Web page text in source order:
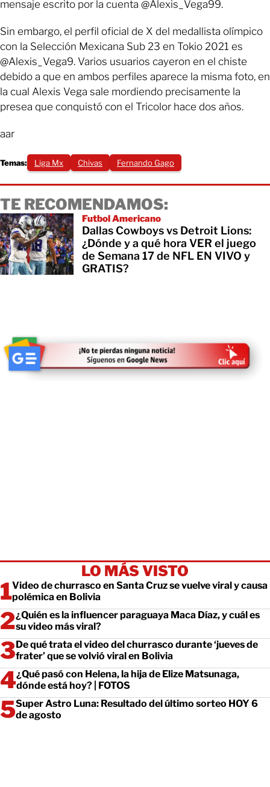
mensaje escrito por la cuenta @Alexis_Vega99.
Sin embargo, el perfil oficial de X del medallista olímpico
con la Selección Mexicana Sub 23 en Tokio 2021 es
@Alexis_Vega9. Varios usuarios cayeron en el chiste
debido a que en ambos perfiles aparece la misma foto, en
la cual Alexis Vega sale mordiendo precisamente la
presea que conquistó con el Tricolor hace dos años.
aar
Temas: Liga Mx Chivas Fernando Gago
TE RECOMENDAMOS:
Futbol Americano
Dallas Cowboys vs Detroit Lions:
¿Dónde y a qué hora VER el juego
de Semana 17 de NFL EN VIVO y
GRATIS?
LO MÁS VISTO
Video de churrasco en Santa Cruz se vuelve viral y causa
polémica en Bolivia
¿Quién es la influencer paraguaya Maca Díaz, y cuál es
su video más viral?
De qué trata el video del churrasco durante ‘jueves de
frater’ que se volvió viral en Bolivia
¿Qué pasó con Helena, la hija de Elize Matsunaga,
dónde está hoy? | FOTOS
Super Astro Luna: Resultado del último sorteo HOY 6
de agosto